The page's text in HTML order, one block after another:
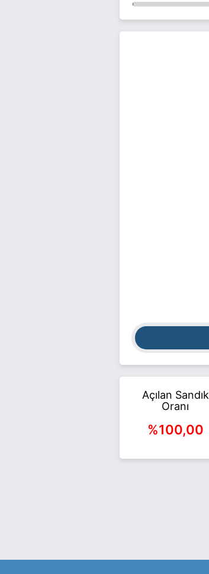
Açılan Sandık
Oranı
%100,00